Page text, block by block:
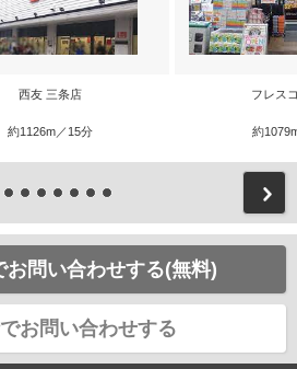
西友 三条店
約1126m／15分
フレス
約
お問い合わせする(無料)
お問い合わせする